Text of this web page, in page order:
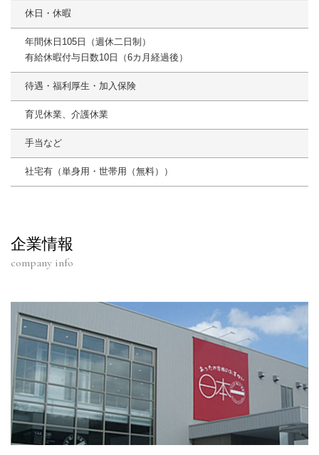
休日・休暇
年間休日105日（週休二日制）
有給休暇付与日数10日（6カ月経過後）
待遇・福利厚生・加入保険
育児休業、介護休業
手当など
社宅有（単身用・世帯用（無料））
企業情報
company info